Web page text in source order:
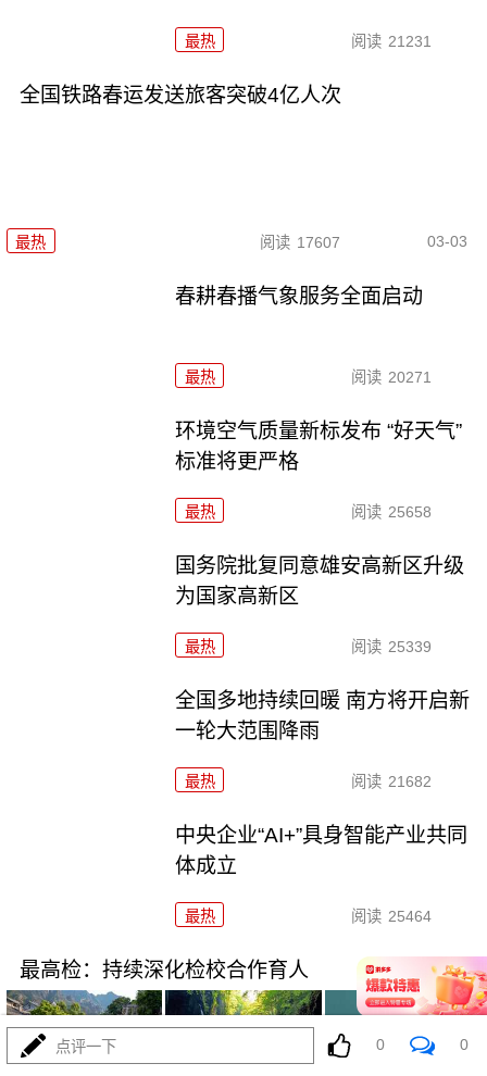
最热 阅读 21231
全国铁路春运发送旅客突破4亿人次
最热 阅读 17607 03-03
春耕春播气象服务全面启动
最热 阅读 20271
环境空气质量新标发布 “好天气”
标准将更严格
最热 阅读 25658
国务院批复同意雄安高新区升级
为国家高新区
最热 阅读 25339
全国多地持续回暖 南方将开启新
一轮大范围降雨
最热 阅读 21682
中央企业“AI+”具身智能产业共同
体成立
最热 阅读 25464
最高检：持续深化检校合作育人
点评一下 0 0